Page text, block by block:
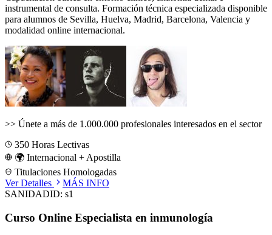
instrumental de consulta. Formación técnica especializada disponible
para alumnos de Sevilla, Huelva, Madrid, Barcelona, Valencia y
modalidad online internacional.
>> Únete a más de 1.000.000 profesionales interesados en el sector
350 Horas Lectivas
🌍 Internacional + Apostilla
Titulaciones Homologadas
Ver Detalles
MÁS INFO
SANIDADID: s1
Curso Online Especialista en inmunología